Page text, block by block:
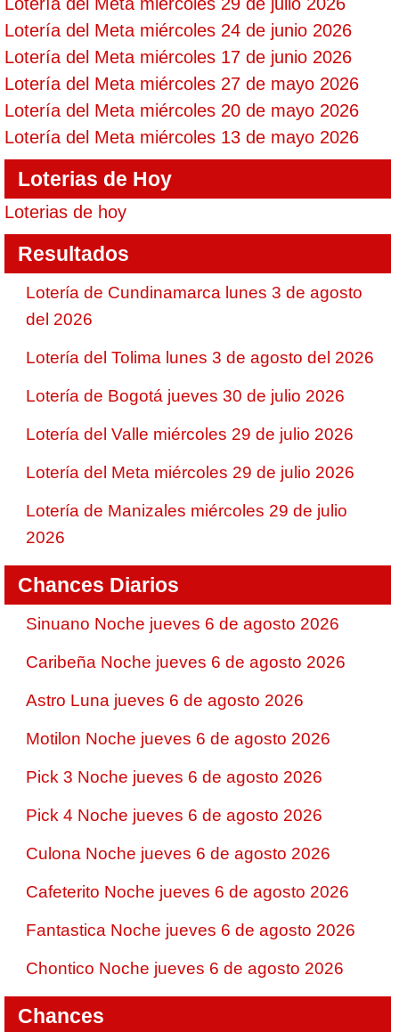
Lotería del Meta miércoles 24 de junio 2026
Lotería del Meta miércoles 17 de junio 2026
Lotería del Meta miércoles 27 de mayo 2026
Lotería del Meta miércoles 20 de mayo 2026
Lotería del Meta miércoles 13 de mayo 2026
Loterias de Hoy
Loterias de hoy
Resultados
Lotería de Cundinamarca lunes 3 de agosto
del 2026
Lotería del Tolima lunes 3 de agosto del 2026
Lotería de Bogotá jueves 30 de julio 2026
Lotería del Valle miércoles 29 de julio 2026
Lotería del Meta miércoles 29 de julio 2026
Lotería de Manizales miércoles 29 de julio
2026
Chances Diarios
Sinuano Noche jueves 6 de agosto 2026
Caribeña Noche jueves 6 de agosto 2026
Astro Luna jueves 6 de agosto 2026
Motilon Noche jueves 6 de agosto 2026
Pick 3 Noche jueves 6 de agosto 2026
Pick 4 Noche jueves 6 de agosto 2026
Culona Noche jueves 6 de agosto 2026
Cafeterito Noche jueves 6 de agosto 2026
Fantastica Noche jueves 6 de agosto 2026
Chontico Noche jueves 6 de agosto 2026
Chances